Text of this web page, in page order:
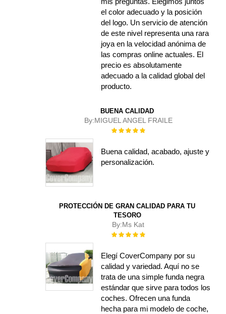
el color adecuado y la posición
del logo. Un servicio de atención
de este nivel representa una rara
joya en la velocidad anónima de
las compras online actuales. El
precio es absolutamente
adecuado a la calidad global del
producto.
BUENA CALIDAD
By:MIGUEL ANGEL FRAILE
Rating:
Buena calidad, acabado, ajuste y
personalización.
PROTECCIÓN DE GRAN CALIDAD PARA TU
TESORO
By:Ms Kat
Rating:
Elegí CoverCompany por su
calidad y variedad. Aquí no se
trata de una simple funda negra
estándar que sirve para todos los
coches. Ofrecen una funda
hecha para mi modelo de coche,